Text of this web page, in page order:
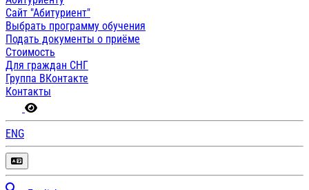
Сайт "Абитуриент"
Выбрать программу обучения
Подать документы о приёме
Стоимость
Для граждан СНГ
Группа ВКонтакте
Контакты
ENG